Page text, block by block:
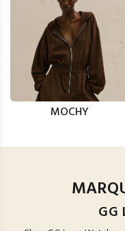
MOCHY
GG